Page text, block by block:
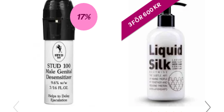
17% 3 FÖR 600 KR